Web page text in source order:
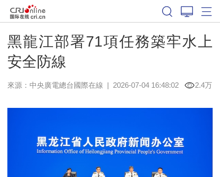
黑龍江部署71項任務築牢水上
安全防線
來源：中央廣電總台國際在線 | 2026-07-04 16:48:02 2.4万